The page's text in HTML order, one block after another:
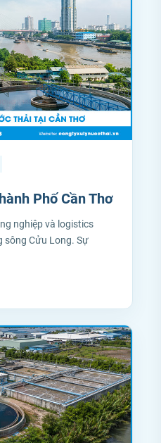
Phố Cần Thơ
nghiệp và logistics
sông Cửu Long. Sự